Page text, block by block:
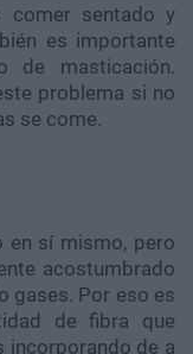
comer sentado y
es importante
de masticación.
problema si no
se come.
en sí mismo, pero
acostumbrado
gases. Por eso es
de fibra que
incorporando de a